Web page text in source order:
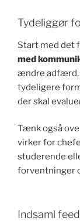
Tydeliggør
Start med det
med
ændre adfærd,
tydeligere
der skal
Tænk også
virker for
studerende
forventninger
Indsaml